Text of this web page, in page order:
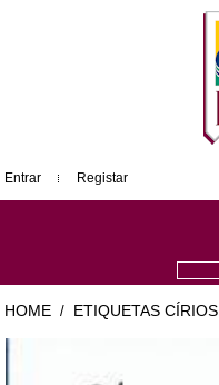
Entrar Registar
HOME / ETIQUETAS CÍRIOS